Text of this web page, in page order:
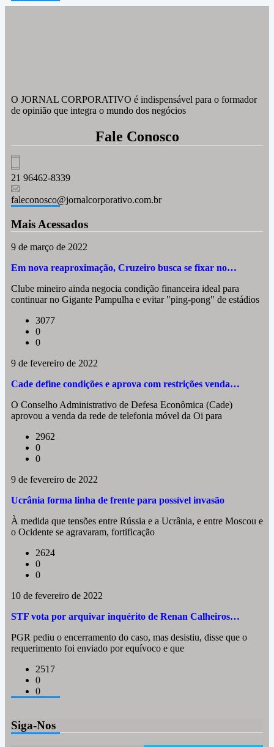
O JORNAL CORPORATIVO é indispensável para o formador
de opinião que integra o mundo dos negócios
Fale Conosco
21 96462-8339
faleconosco@jornalcorporativo.com.br
Mais Acessados
9 de março de 2022
Em nova reaproximação, Cruzeiro busca se fixar no…
Clube mineiro ainda negocia condição financeira ideal para
continuar no Gigante Pampulha e evitar "ping-pong" de estádios
3077
0
0
9 de fevereiro de 2022
Cade define condições e aprova com restrições venda…
O Conselho Administrativo de Defesa Econômica (Cade)
aprovou a venda da rede de telefonia móvel da Oi para
2962
0
0
9 de fevereiro de 2022
Ucrânia forma linha de frente para possível invasão
À medida que tensões entre Rússia e a Ucrânia, e entre Moscou e
o Ocidente se agravaram, fortificação
2624
0
0
10 de fevereiro de 2022
STF vota por arquivar inquérito de Renan Calheiros…
PGR pediu o encerramento do caso, mas desistiu, disse que o
requerimento foi enviado por equívoco e que
2517
0
0
Siga-Nos